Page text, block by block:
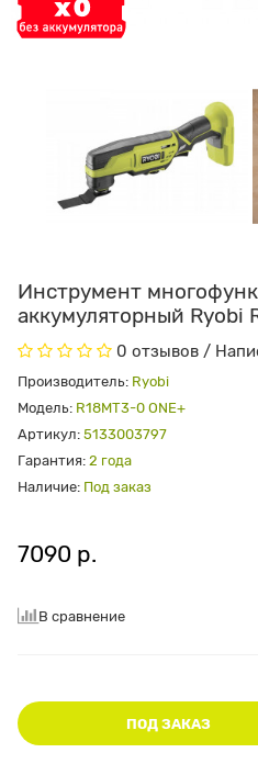
Инструмент
аккумуляторный Ryobi
0 отзывов /
Производитель: Ryobi
Модель: R18MT3-0 ONE+
Артикул: 5133003797
Гарантия: 2 года
Наличие: Под заказ
7090 р.
В сравнение
ПОД ЗАКАЗ